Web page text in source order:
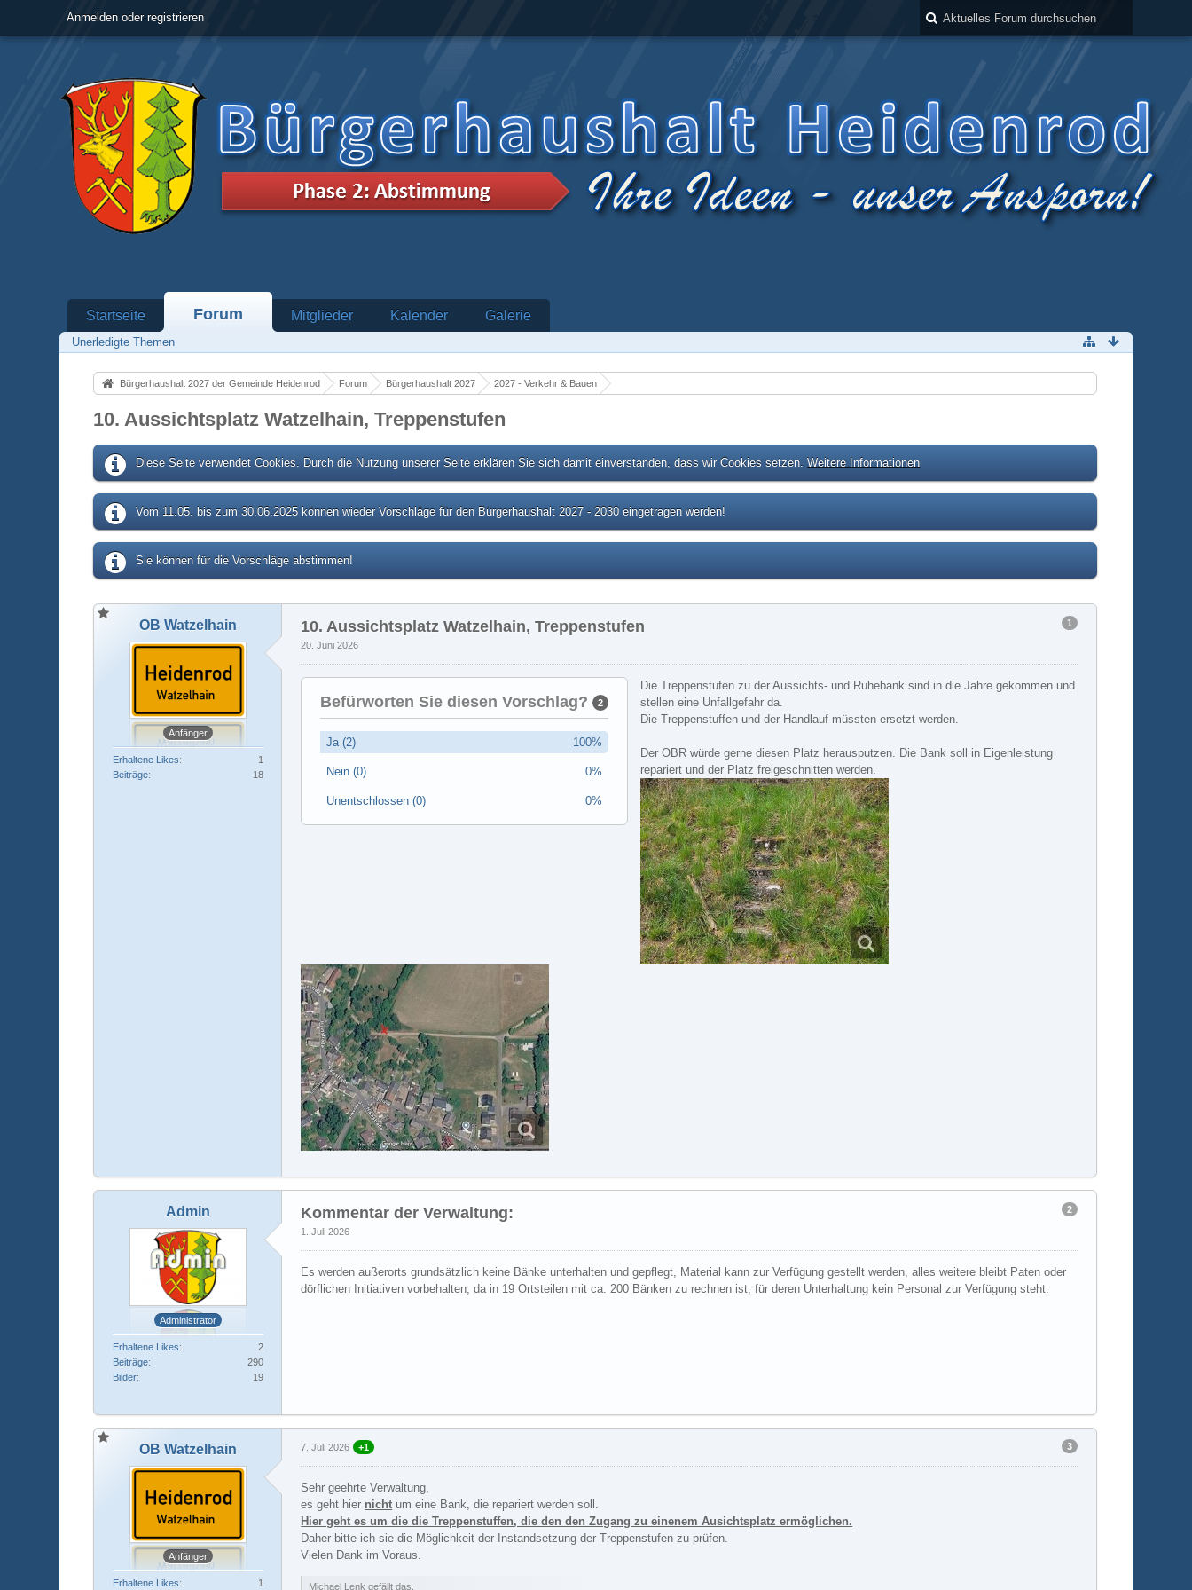
Anmelden oder registrieren
Startseite Forum Mitglieder Kalender Galerie
Unerledigte Themen
Bürgerhaushalt 2027 der Gemeinde Heidenrod Forum Bürgerhaushalt 2027 2027 - Verkehr & Bauen
10. Aussichtsplatz Watzelhain, Treppenstufen
Diese Seite verwendet Cookies. Durch die Nutzung unserer Seite erklären Sie sich damit einverstanden, dass wir Cookies setzen.Weitere Informationen
Vom 11.05. bis zum 30.06.2025 können wieder Vorschläge für den Bürgerhaushalt 2027 - 2030 eingetragen werden!
Sie können für die Vorschläge abstimmen!
OB Watzelhain
Anfänger
Erhaltene Likes
1
Beiträge
18
1
10. Aussichtsplatz Watzelhain, Treppenstufen
20. Juni 2026
Befürworten Sie diesen Vorschlag? 2
Ja (2) 100%
Nein (0) 0%
Unentschlossen (0) 0%
Die Treppenstufen zu der Aussichts- und Ruhebank sind in die Jahre gekommen und
stellen eine Unfallgefahr da.
Die Treppenstuffen und der Handlauf müssten ersetzt werden.
Der OBR würde gerne diesen Platz herausputzen. Die Bank soll in Eigenleistung
repariert und der Platz freigeschnitten werden.
Admin
Administrator
Erhaltene Likes
2
Beiträge
290
Bilder
19
2
Kommentar der Verwaltung:
1. Juli 2026
Es werden außerorts grundsätzlich keine Bänke unterhalten und gepflegt, Material kann zur Verfügung gestellt werden, alles weitere bleibt Paten oder
dörflichen Initiativen vorbehalten, da in 19 Ortsteilen mit ca. 200 Bänken zu rechnen ist, für deren Unterhaltung kein Personal zur Verfügung steht.
OB Watzelhain
Anfänger
Erhaltene Likes 1
3
7. Juli 2026 +1
Sehr geehrte Verwaltung,
es geht hier nicht um eine Bank, die repariert werden soll.
Hier geht es um die die Treppenstuffen, die den den Zugang zu einenem Ausichtsplatz ermöglichen.
Daher bitte ich sie die Möglichkeit der Instandsetzung der Treppenstufen zu prüfen.
Vielen Dank im Voraus.
Michael Lenk gefällt das.